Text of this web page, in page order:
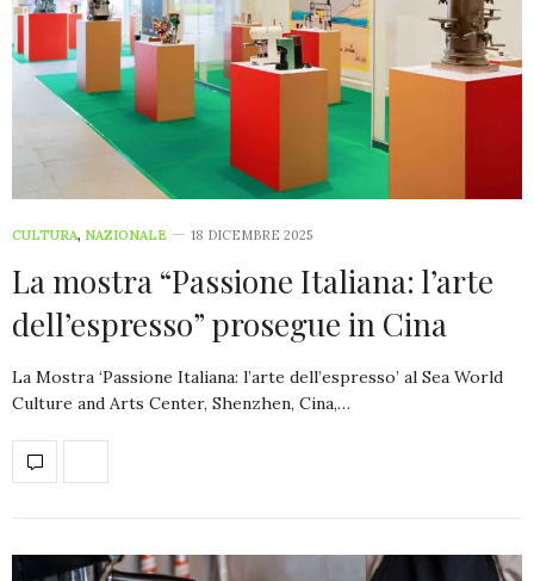
CULTURA, NAZIONALE 18 DICEMBRE 2025
La mostra “Passione Italiana: l’arte
dell’espresso” prosegue in Cina
La Mostra ‘Passione Italiana: l’arte dell’espresso’ al Sea World
Culture and Arts Center, Shenzhen, Cina,…